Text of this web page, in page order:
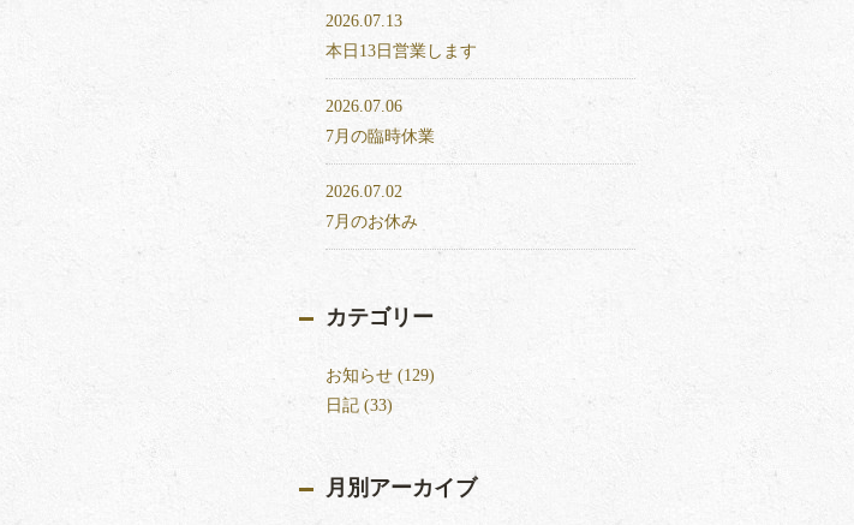
2026.07.13
本日13日営業します
2026.07.06
7月の臨時休業
2026.07.02
7月のお休み
カテゴリー
お知らせ (129)
日記 (33)
月別アーカイブ